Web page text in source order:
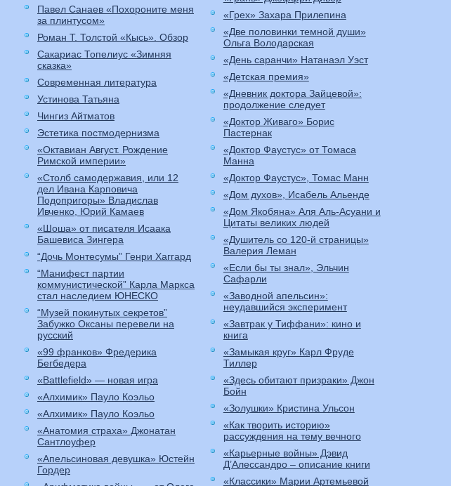
Павел Санаев «Похороните меня
за плинтусом»
Роман Т. Толстой «Кысь». Обзор
Сакариас Топелиус «Зимняя
сказка»
Современная литература
Устинова Татьяна
Чингиз Айтматов
Эстетика постмодернизма
«Октавиан Август. Рождение
Римской империи»
«Столб самодержавия, или 12
дел Ивана Карповича
Подопригоры» Владислав
Ивченко, Юрий Камаев
«Шоша» от писателя Исаака
Башевиса Зингера
“Дочь Монтесумы” Генри Хаггард
“Манифест партии
коммунистической” Карла Маркса
стал наследием ЮНЕСКО
“Музей покинутых секретов”
Забужко Оксаны перевели на
русский
«99 франков» Фредерика
Бегбедера
«Battlefield» — новая игра
«Алхимик» Пауло Коэльо
«Алхимик» Пауло Коэльо
«Анатомия страха» Джонатан
Сантлоуфер
«Апельсиновая девушка» Юстейн
Гордер
«Грех» Захара Прилепина
«Две половинки темной души»
Ольга Володарская
«День саранчи» Натанаэл Уэст
«Детская премия»
«Дневник доктора Зайцевой»:
продолжение следует
«Доктор Живаго» Борис
Пастернак
«Доктор Фаустус» от Томаса
Манна
«Доктор Фаустус», Томас Манн
«Дом духов», Исабель Альенде
«Дом Якобяна» Аля Аль-Асуани и
Цитаты великих людей
«Душитель со 120-й страницы»
Валерия Леман
«Если бы ты знал», Эльчин
Сафарли
«Заводной апельсин»:
неудавшийся эксперимент
«Завтрак у Тиффани»: кино и
книга
«Замыкая круг» Карл Фруде
Тиллер
«Здесь обитают призраки» Джон
Бойн
«Золушки» Кристина Ульсон
«Как творить историю»
рассуждения на тему вечного
«Карьерные войны» Дэвид
Д’Алессандро – описание книги
«Классики» Марии Артемьевой